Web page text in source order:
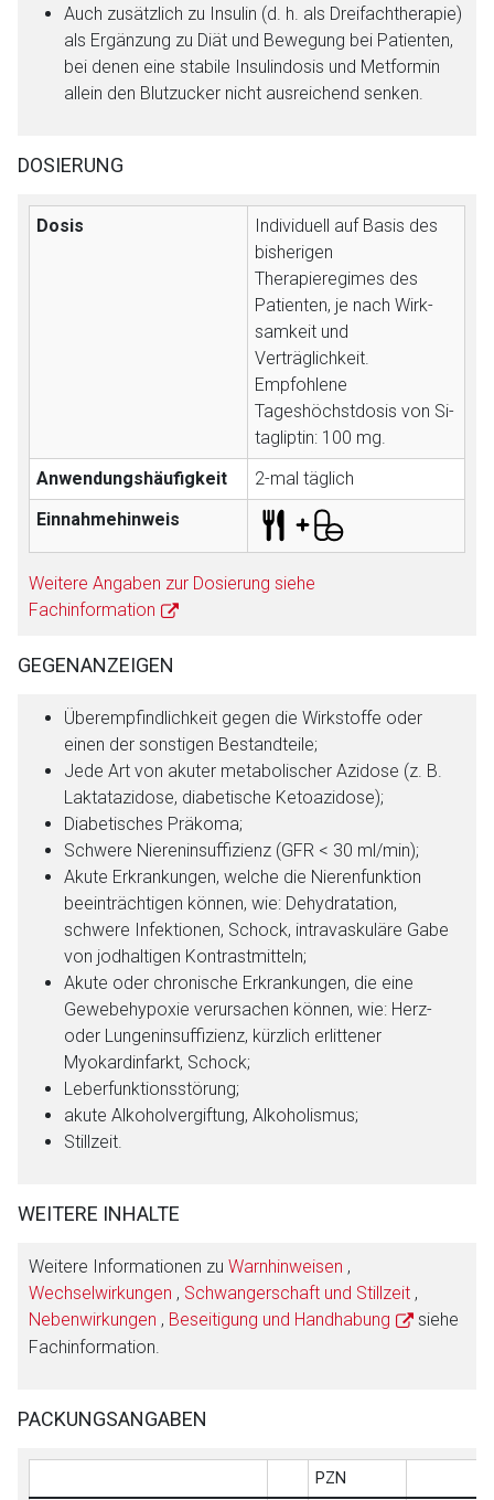
Auch zusätzlich zu Insulin (d. h. als Dreifachtherapie)
als Ergänzung zu Diät und Bewegung bei Patienten,
bei denen eine stabile Insulindosis und Metformin
allein den Blutzucker nicht ausreichend senken.
DOSIERUNG
Dosis
Individuell auf Ba­sis des
bisherigen
Therapieregimes des
Patienten, je nach Wirk­
samkeit und
Verträglichkeit.
Empfohlene
Tageshöchstdosis von Si­
ta­glip­tin: 100 mg.
Anwendungshäufigkeit
2-mal täglich
Einnahmehinweis
Weitere Angaben zur Dosierung siehe
Fachinformation
GEGENANZEIGEN
Überempfindlichkeit gegen die Wirkstoffe oder
einen der sonstigen Bestandteile;
Jede Art von akuter metabolischer Azidose (z. B.
Laktatazidose, diabetische Ketoazidose);
Diabetisches Präkoma;
Schwere Niereninsuffizienz (GFR < 30 ml/min);
Akute Erkrankungen, welche die Nierenfunktion
beeinträchtigen können, wie: Dehydratation,
schwere Infektionen, Schock, intravaskuläre Gabe
von jodhaltigen Kontrastmitteln;
Akute oder chronische Erkrankungen, die eine
Gewebehypoxie verursachen können, wie: Herz-
oder Lungeninsuffizienz, kürzlich erlittener
Myokardinfarkt, Schock;
Leberfunktionsstörung;
akute Alkoholvergiftung, Alkoholismus;
Stillzeit.
WEITERE INHALTE
Weitere Informationen zu Warnhinweisen ,
Wechselwirkungen , Schwangerschaft und Stillzeit ,
Nebenwirkungen , Beseitigung und Handhabung
siehe
Fachinformation.
PACKUNGSANGABEN
PZN
Zurück zur rote-liste.de Zur Seite